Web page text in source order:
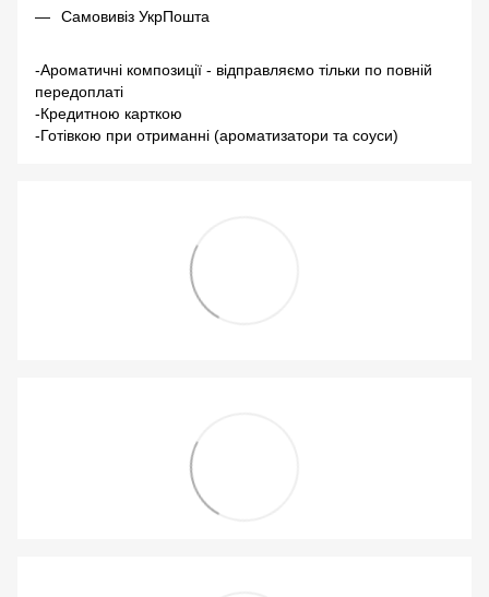
Самовивіз УкрПошта
-Ароматичні композиції - відправляємо тільки по повній
передоплаті
-Кредитною карткою
-Готівкою при отриманні (ароматизатори та соуси)